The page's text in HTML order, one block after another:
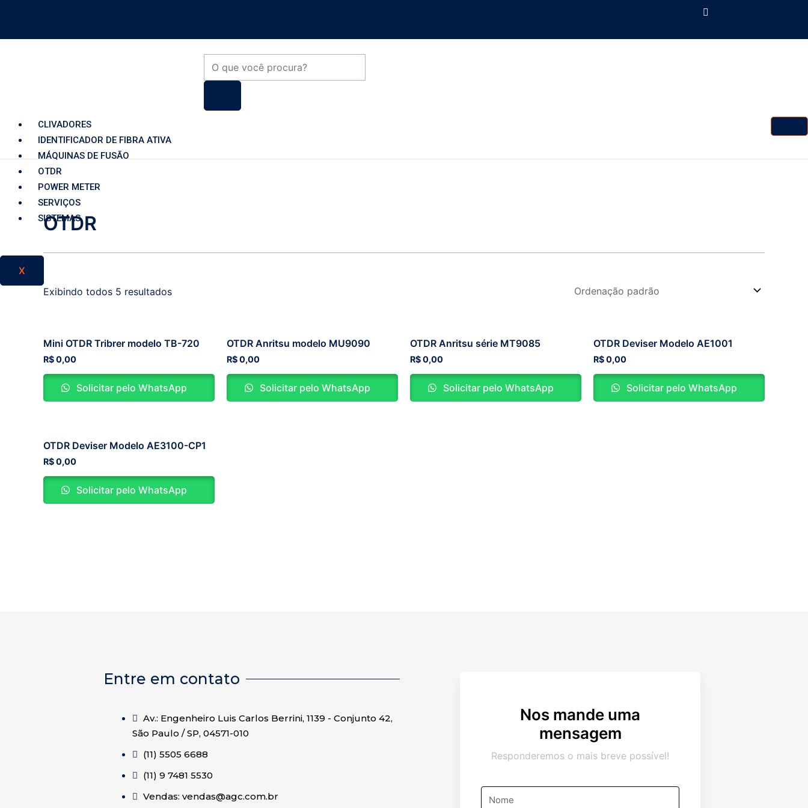
o
Products
search
CLIVADORES
IDENTIFICADOR DE FIBRA ATIVA
MÁQUINAS DE FUSÃO
OTDR
POWER METER
SERVIÇOS
SISTEMAS
X
OTDR
Exibindo todos 5 resultados
Mini OTDR Tribrer modelo TB-720
R$0,00
Solicitar pelo WhatsApp
OTDR Anritsu modelo MU9090
R$0,00
Solicitar pelo WhatsApp
OTDR Anritsu série MT9085
R$0,00
Solicitar pelo WhatsApp
OTDR Deviser Modelo AE1001
R$0,00
Solicitar pelo WhatsApp
OTDR Deviser Modelo AE3100-CP1
R$0,00
Solicitar pelo WhatsApp
Entre em contato
Av.: Engenheiro Luis Carlos Berrini, 1139 - Conjunto 42,
São Paulo / SP, 04571-010
(11) 5505 6688
(11) 9 7481 5530
Vendas: vendas@agc.com.br
Nos mande uma
mensagem
Responderemos o mais breve possível!
Nome